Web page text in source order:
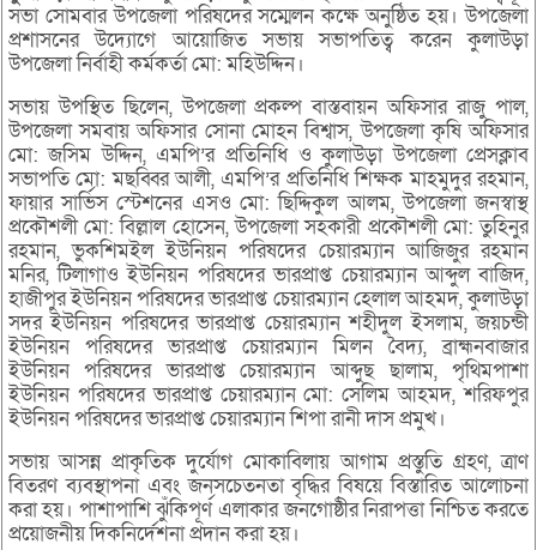
সভা সোমবার উপজেলা পরিষদের সম্মেলন কক্ষে অনুষ্ঠিত হয়। উপজেলা
প্রশাসনের উদ্যোগে আয়োজিত সভায় সভাপতিত্ব করেন কুলাউড়া
উপজেলা নির্বাহী কর্মকর্তা মো: মহিউদ্দিন।
সভায় উপস্থিত ছিলেন, উপজেলা প্রকল্প বাস্তবায়ন অফিসার রাজু পাল,
উপজেলা সমবায় অফিসার সোনা মোহন বিশ্বাস, উপজেলা কৃষি অফিসার
মো: জসিম উদ্দিন, এমপি’র প্রতিনিধি ও কুলাউড়া উপজেলা প্রেসক্লাব
সভাপতি মো: মছব্বির আলী, এমপি’র প্রতিনিধি শিক্ষক মাহমুদুর রহমান,
ফায়ার সার্ভিস স্টেশনের এসও মো: ছিদ্দিকুল আলম, উপজেলা জনস্বাস্থ
প্রকৌশলী মো: বিল্লাল হোসেন, উপজেলা সহকারী প্রকৌশলী মো: তুহিনুর
রহমান, ভুকশিমইল ইউনিয়ন পরিষদের চেয়ারম্যান আজিজুর রহমান
মনির, টিলাগাও ইউনিয়ন পরিষদের ভারপ্রাপ্ত চেয়ারম্যান আব্দুল বাজিদ,
হাজীপুর ইউনিয়ন পরিষদের ভারপ্রাপ্ত চেয়ারম্যান হেলাল আহমদ, কুলাউড়া
সদর ইউনিয়ন পরিষদের ভারপ্রাপ্ত চেয়ারম্যান শহীদুল ইসলাম, জয়চন্ডী
ইউনিয়ন পরিষদের ভারপ্রাপ্ত চেয়ারম্যান মিলন বৈদ্য, ব্রাহ্মনবাজার
ইউনিয়ন পরিষদের ভারপ্রাপ্ত চেয়ারম্যান আব্দুছ ছালাম, পৃথিমপাশা
ইউনিয়ন পরিষদের ভারপ্রাপ্ত চেয়ারম্যান মো: সেলিম আহমদ, শরিফপুর
ইউনিয়ন পরিষদের ভারপ্রাপ্ত চেয়ারম্যান শিপা রানী দাস প্রমুখ।
সভায় আসন্ন প্রাকৃতিক দুর্যোগ মোকাবিলায় আগাম প্রস্তুতি গ্রহণ, ত্রাণ
বিতরণ ব্যবস্থাপনা এবং জনসচেতনতা বৃদ্ধির বিষয়ে বিস্তারিত আলোচনা
করা হয়। পাশাপাশি ঝুঁকিপূর্ণ এলাকার জনগোষ্ঠীর নিরাপত্তা নিশ্চিত করতে
প্রয়োজনীয় দিকনির্দেশনা প্রদান করা হয়।